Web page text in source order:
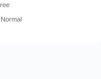
Normal